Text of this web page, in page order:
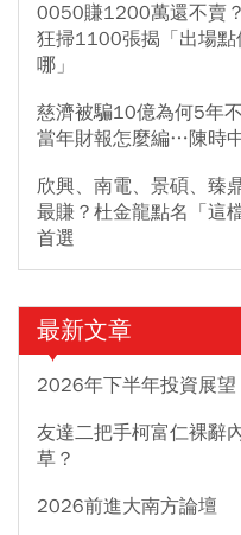
0050賺1200萬還不賣
狂掃1100張揭「出場
哪」
慈濟被騙10億為何5年
當年財報怎麼編…陳時
欣興、南電、景碩、臻
最賺？杜金龍點名「這
首選
最新文章
2026年下半年投資展
友達二把手柯富仁裸辭
草？
2026前進大南方論壇